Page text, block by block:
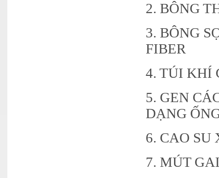
2. BÔNG
3. BÔNG
FIBER
4. TÚI KHÍ
5. GEN
DẠNG
6. CAO SU
7. MÚT